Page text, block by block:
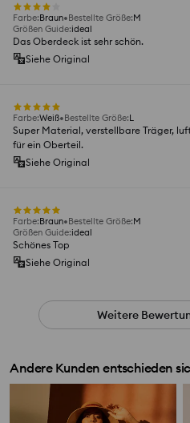
Farbe:Braun Bestellte Größe:M
Größen Guide:ideal
Das Oberdeck ist sehr schön.
Siehe Original
Farbe:Weiß Bestellte Größe:L
Super Material, verstellbare Träger,
für ein Oberteil.
Siehe Original
Farbe:Braun Bestellte Größe:M
Größen Guide:ideal
Schönes Top
Siehe Original
Weitere
Andere Kunden entschieden